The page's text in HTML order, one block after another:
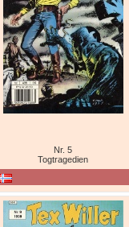
Nr. 5
Togtragedien